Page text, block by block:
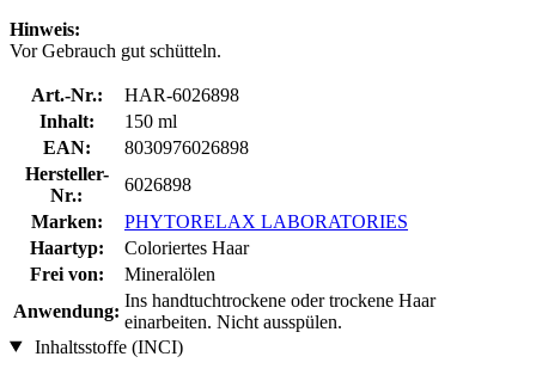
Hinweis:
Vor Gebrauch gut schütteln.
Art.-Nr.:
HAR-6026898
Inhalt:
150 ml
EAN:
8030976026898
Hersteller-
Nr.:
6026898
Marken:
PHYTORELAX LABORATORIES
Haartyp:
Coloriertes Haar
Frei von:
Mineralölen
Anwendung:
Ins handtuchtrockene oder trockene Haar
einarbeiten. Nicht ausspülen.
Inhaltsstoffe (INCI)